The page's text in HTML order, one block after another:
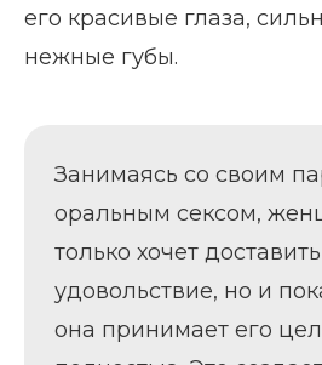
его красивые глаза,
нежные губы.
Занимаясь со своим
оральным сексом,
только хочет
удовольствие, но и
она принимает его